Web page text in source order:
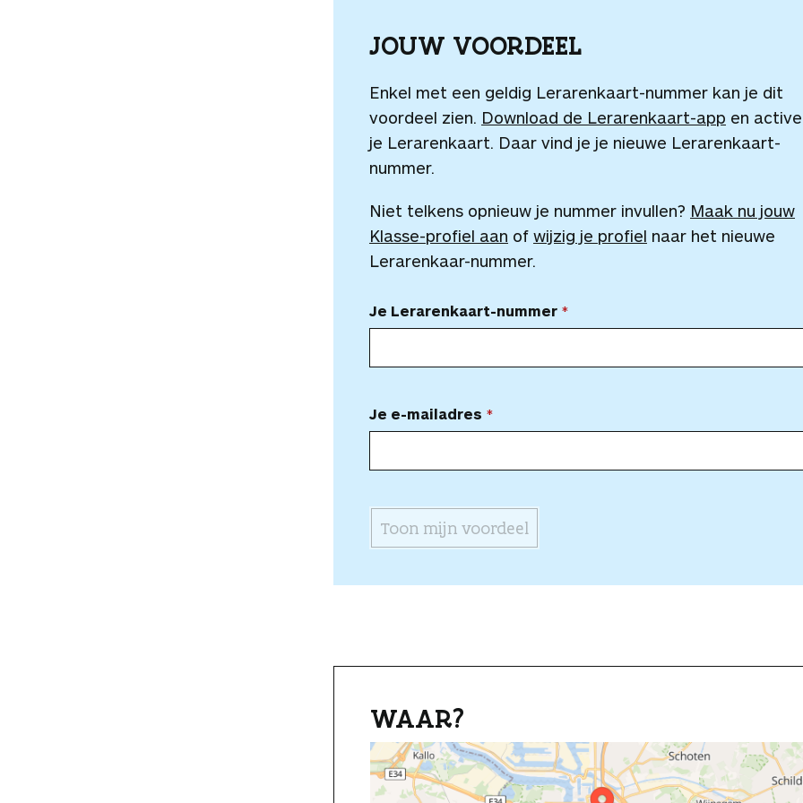
JOUW VOORDEEL
Enkel met een geldig Lerarenkaart-nummer kan je dit
voordeel zien. Download de Lerarenkaart-app en
je Lerarenkaart. Daar vind je je nieuwe Lerarenkaart-
nummer.
Niet telkens opnieuw je nummer invullen? Maak nu jouw
Klasse-profiel aan of wijzig je profiel naar het nieuwe
Lerarenkaar-nummer.
Je Lerarenkaart-nummer
Je e-mailadres
Toon mijn voordeel
WAAR?